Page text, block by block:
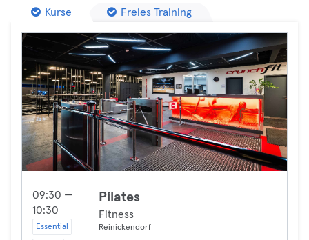
Kurse Freies Training
09:30 —
10:30
Essential
Pilates
Fitness
Reinickendorf